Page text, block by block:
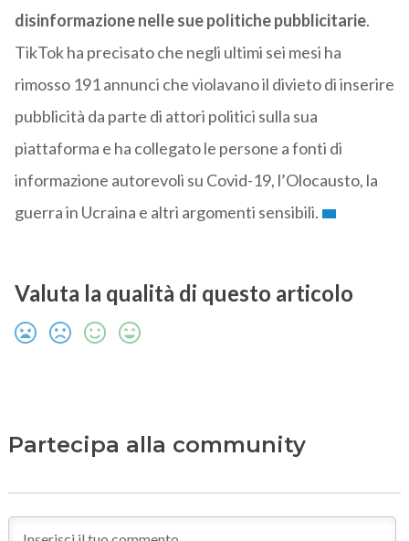
disinformazione nelle sue politiche pubblicitarie.
TikTok ha precisato che negli ultimi sei mesi ha
rimosso 191 annunci che violavano il divieto di inserire
pubblicità da parte di attori politici sulla sua
piattaforma e ha collegato le persone a fonti di
informazione autorevoli su Covid-19, l’Olocausto, la
guerra in Ucraina e altri argomenti sensibili.
Valuta la qualità di questo articolo
Partecipa alla community